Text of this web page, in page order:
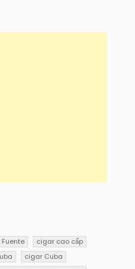
Fuente
cigar cao cấp
cigar Cuba